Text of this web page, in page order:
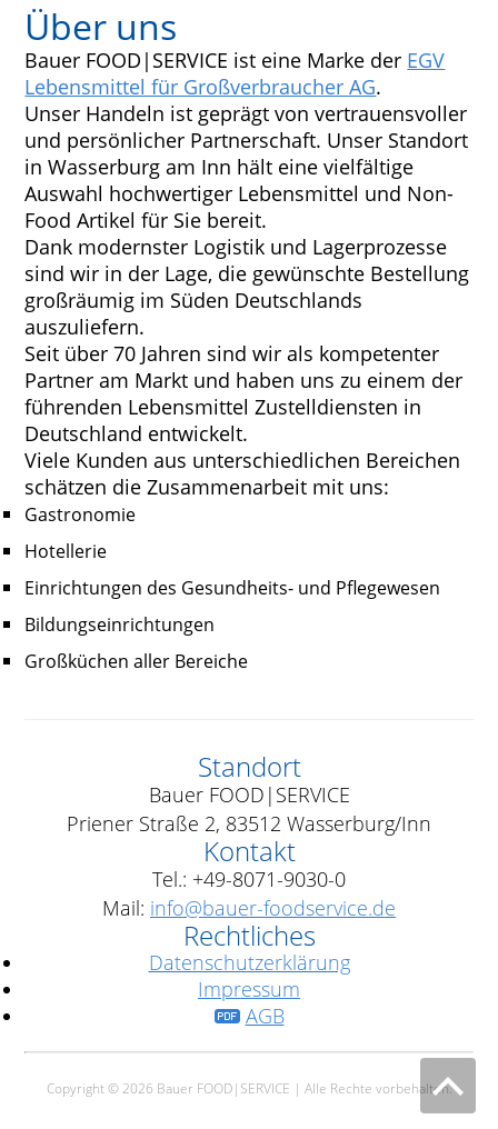
Über uns
Bauer FOOD|SERVICE ist eine Marke der EGV
Lebensmittel für Großverbraucher AG.
Unser Handeln ist geprägt von vertrauensvoller
und persönlicher Partnerschaft. Unser Standort
in Wasserburg am Inn hält eine vielfältige
Auswahl hochwertiger Lebensmittel und Non-
Food Artikel für Sie bereit.
Dank modernster Logistik und Lagerprozesse
sind wir in der Lage, die gewünschte Bestellung
großräumig im Süden Deutschlands
auszuliefern.
Seit über 70 Jahren sind wir als kompetenter
Partner am Markt und haben uns zu einem der
führenden Lebensmittel Zustelldiensten in
Deutschland entwickelt.
Viele Kunden aus unterschiedlichen Bereichen
schätzen die Zusammenarbeit mit uns:
Gastronomie
Hotellerie
Einrichtungen des Gesundheits- und Pflegewesen
Bildungseinrichtungen
Großküchen aller Bereiche
Standort
Bauer FOOD|SERVICE
Priener Straße 2, 83512 Wasserburg/Inn
Kontakt
Tel.: +49-8071-9030-0
Mail: info@bauer-foodservice.de
Rechtliches
Datenschutzerklärung
Impressum
AGB
Copyright © 2026 Bauer FOOD|SERVICE | Alle Rechte vorbehalten.